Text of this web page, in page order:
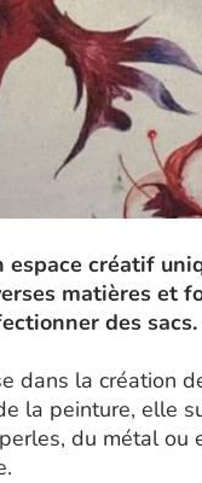
espace créatif
matières et
des sacs.
dans la création
la peinture, elle
du métal ou